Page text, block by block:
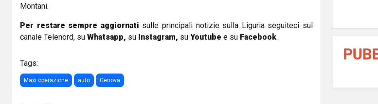
Montani.
Per restare sempre aggiornati sulle principali notizie sulla Liguria seguiteci sul
canale Telenord, su Whatsapp, su Instagram, su Youtube e su Facebook.
Tags:
Maxi operazione auto Genova